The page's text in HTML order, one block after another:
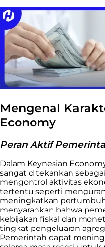
Mengenal
Economy
Peran Aktif
Dalam Keynesian
sangat ditekankan
mengontrol aktivitas
tertentu seperti
meningkatkan
menyarankan bahwa
kebijakan fiskal dan
tingkat pengeluaran
Pemerintah dapat